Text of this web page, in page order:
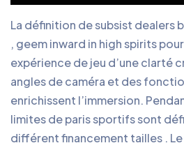
La définition de subsist dealers
, geem inward in high spirits
expérience de jeu d’une clarté
angles de caméra et des
enrichissent l’immersion.
limites de paris sportifs sont
différent financement tailles .